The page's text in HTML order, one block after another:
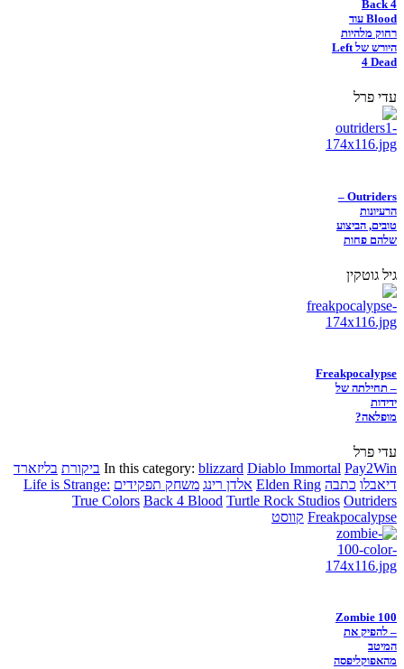
Back 4
Blood עוד
רחוק מלהיות
היורש של Left
4 Dead
עדי פרל
Outriders –
הרעיונות
טובים, הביצוע
שלהם פחות
גיל גוטקין
Freakpocalypse
– תחילתה של
ידידות
מופלאה?
עדי פרל
In this category: blizzard Diablo Immortal Pay2Win ביקורת בליזארד
דיאבלו כתבה Elden Ring אלדן רינג משחק תפקידים Life is Strange:
True Colors Back 4 Blood Turtle Rock Studios Outriders
Freakpocalypse קווסט
Zombie 100
– להפיק את
המיטב
מהאפוקליפסה